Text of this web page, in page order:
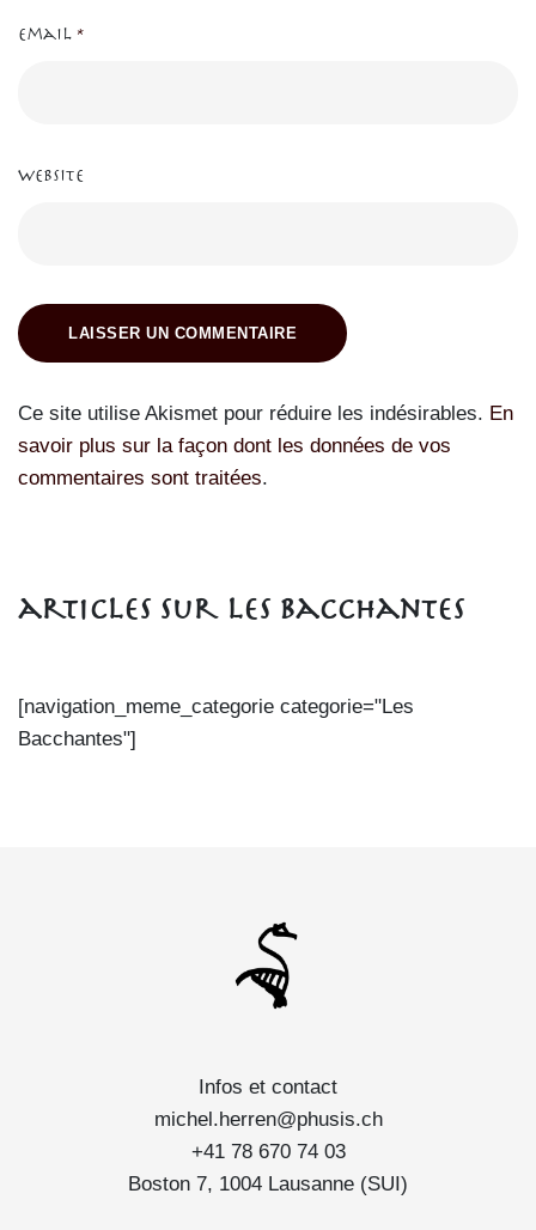
Email *
Website
LAISSER UN COMMENTAIRE
Ce site utilise Akismet pour réduire les indésirables. En
savoir plus sur la façon dont les données de vos
commentaires sont traitées.
articles sur les Bacchantes
[navigation_meme_categorie categorie="Les
Bacchantes"]
Infos et contact
michel.herren@phusis.ch
+41 78 670 74 03
Boston 7, 1004 Lausanne (SUI)